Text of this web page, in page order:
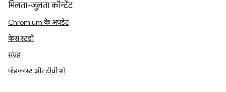
मिलता-जुलता कॉन्टेंट
Chromium के अपडेट
केस स्टडी
संग्रह
पॉडकास्ट और टीवी शो